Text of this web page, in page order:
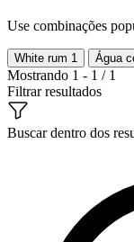
Use combinações
White rum 1 Água
Mostrando 1 - 1 / 1
Filtrar resultados
Buscar dentro dos